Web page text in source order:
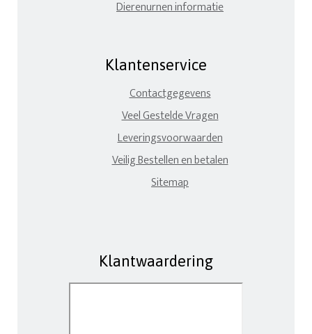
Dierenurnen informatie
Klantenservice
Contactgegevens
Veel Gestelde Vragen
Leveringsvoorwaarden
Veilig Bestellen en betalen
Sitemap
Klantwaardering